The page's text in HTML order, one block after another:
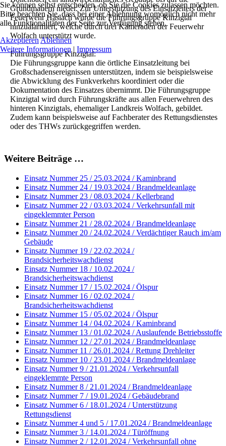
Grundmauern nieder. Zur Unterstützung des Einsatzleiters der
Feuerwehr Haslach wurde die Führungsgruppe Kinzigtal
hinzualarmiert, welche durch drei Kameraden der Feuerwehr
Wolfach unterstützt wurde.
Führungsgruppe Kinzigtal:
Die Führungsgruppe kann die örtliche Einsatzleitung bei
Großschadensereignissen unterstützen, indem sie beispielsweise
die Abwicklung des Funkverkehrs koordiniert oder die
Dokumentation des Einsatzes übernimmt. Die Führungsgruppe
Kinzigtal wird durch Führungskräfte aus allen Feuerwehren des
hinteren Kinzigtals, ehemaliger Landkreis Wolfach, gebildet.
Zudem kann beispielsweise auf Fachberater des Rettungsdienstes
oder des THWs zurückgegriffen werden.
Weitere Beiträge …
Einsatz Nummer 25 / 25.03.2024 / Kaminbrand
Einsatz Nummer 24 / 19.03.2024 / Brandmeldeanlage
Einsatz Nummer 23 / 08.03.2024 / Kellerbrand
Einsatz Nummer 22 / 03.03.2024 / Verkehrsunfall mit
eingeklemmter Person
Einsatz Nummer 21 / 28.02.2024 / Brandmeldeanlage
Einsatz Nummer 20 / 24.02.2024 / Verdächtiger Rauch im/am
Gebäude
Einsatz Nummer 19 / 22.02.2024 /
Brandsicherheitswachdienst
Einsatz Nummer 18 / 10.02.2024 /
Brandsicherheitswachdienst
Einsatz Nummer 17 / 15.02.2024 / Ölspur
Einsatz Nummer 16 / 02.02.2024 /
Brandsicherheitswachdienst
Einsatz Nummer 15 / 05.02.2024 / Ölspur
Einsatz Nummer 14 / 04.02.2024 / Kaminbrand
Einsatz Nummer 13 / 01.02.2024 / Auslaufende Betriebsstoffe
Einsatz Nummer 12 / 27.01.2024 / Brandmeldeanlage
Einsatz Nummer 11 / 26.01.2024 / Rettung Drehleiter
Einsatz Nummer 10 / 23.01.2024 / Brandmeldeanlage
Einsatz Nummer 9 / 21.01.2024 / Verkehrsunfall
eingeklemmte Person
Einsatz Nummer 8 / 21.01.2024 / Brandmeldeanlage
Einsatz Nummer 7 / 19.01.2024 / Gebäudebrand
Einsatz Nummer 6 / 18.01.2024 / Unterstützung
Rettungsdienst
Einsatz Nummer 4 und 5 / 17.01.2024 / Brandmeldeanlage
Einsatz Nummer 3 / 14.01.2024 / Türöffnung
Einsatz Nummer 2 / 12.01.2024 / Verkehrsunfall ohne
Sie können selbst entscheiden, ob Sie die Cookies zulassen möchten.
Bitte beachten Sie, dass bei einer Ablehnung womöglich nicht mehr
alle Funktionalitäten der Seite zur Verfügung stehen.
Akzeptieren Ablehnen
Weitere Informationen| Impressum